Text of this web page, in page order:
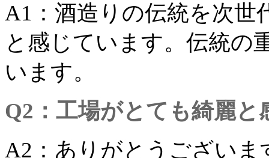
A1：酒造りの伝統を次世
と感じています。伝統の
います。
Q2：工場がとても綺麗と
A2：ありがとうござい